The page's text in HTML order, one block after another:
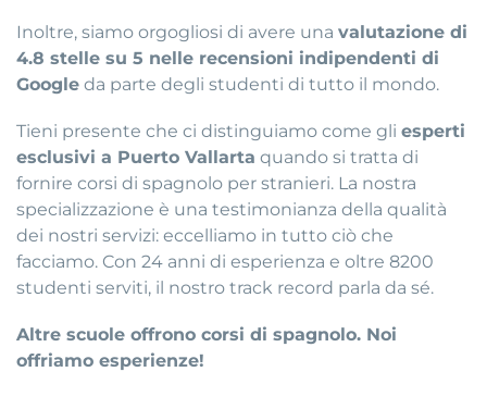
Inoltre, siamo orgogliosi di avere una valutazione di
4.8 stelle su 5 nelle recensioni indipendenti di
Google da parte degli studenti di tutto il mondo.
Tieni presente che ci distinguiamo come gli esperti
esclusivi a Puerto Vallarta quando si tratta di
fornire corsi di spagnolo per stranieri. La nostra
specializzazione è una testimonianza della qualità
dei nostri servizi: eccelliamo in tutto ciò che
facciamo. Con 24 anni di esperienza e oltre 8200
studenti serviti, il nostro track record parla da sé.
Altre scuole offrono corsi di spagnolo. Noi
offriamo esperienze!